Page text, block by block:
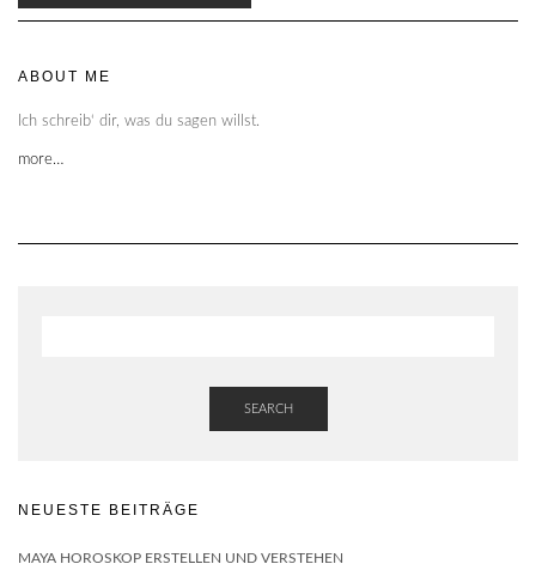
ABOUT ME
Ich schreib‘ dir, was du sagen willst.
more…
SEARCH
NEUESTE BEITRÄGE
MAYA HOROSKOP ERSTELLEN UND VERSTEHEN